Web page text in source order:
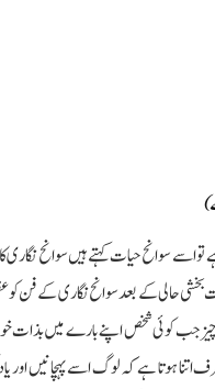
اسے سوانح حیات کہتے ہیں سوانح نگاری
حالی کے بعد سوانح نگاری کے فن کو
چیز جب کوئی شخص اپنے بارے میں
ہوتا ہے کہ لوگ اسے پہچانیں اور